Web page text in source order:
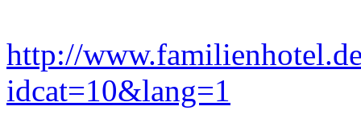
http://
idcat=10&lang=1